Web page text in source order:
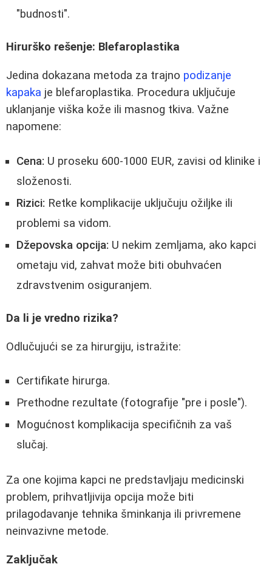
"budnosti".
Hirurško rešenje: Blefaroplastika
Jedina dokazana metoda za trajno podizanje
kapaka je blefaroplastika. Procedura uključuje
uklanjanje viška kože ili masnog tkiva. Važne
napomene:
Cena: U proseku 600-1000 EUR, zavisi od klinike i
složenosti.
Rizici: Retke komplikacije uključuju ožiljke ili
problemi sa vidom.
Džepovska opcija: U nekim zemljama, ako kapci
ometaju vid, zahvat može biti obuhvaćen
zdravstvenim osiguranjem.
Da li je vredno rizika?
Odlučujući se za hirurgiju, istražite:
Certifikate hirurga.
Prethodne rezultate (fotografije "pre i posle").
Mogućnost komplikacija specifičnih za vaš
slučaj.
Za one kojima kapci ne predstavljaju medicinski
problem, prihvatljivija opcija može biti
prilagodavanje tehnika šminkanja ili privremene
neinvazivne metode.
Zaključak